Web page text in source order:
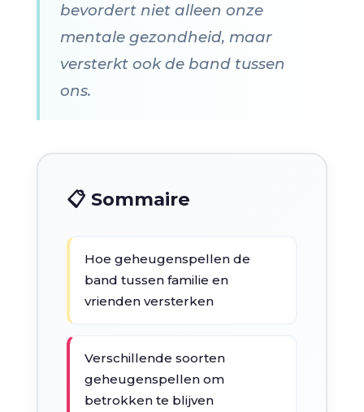
bevordert niet alleen onze
mentale gezondheid, maar
versterkt ook de band tussen
ons.
📋 Sommaire
Hoe geheugenspellen de
band tussen familie en
vrienden versterken
Verschillende soorten
geheugenspellen om
betrokken te blijven